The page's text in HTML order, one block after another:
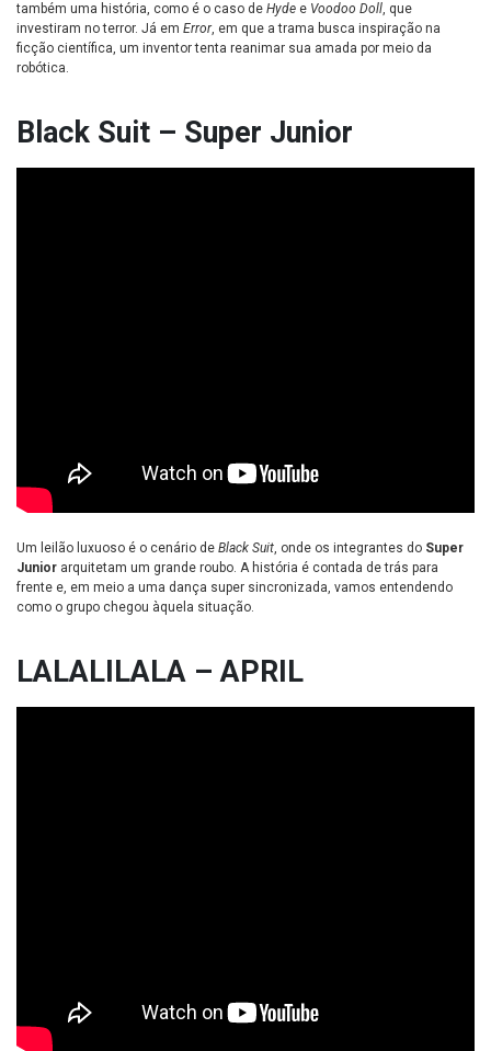
também uma história, como é o caso de Hyde e Voodoo Doll, que
investiram no terror. Já em Error, em que a trama busca inspiração na
ficção científica, um inventor tenta reanimar sua amada por meio da
robótica.
Black Suit – Super Junior
Um leilão luxuoso é o cenário de Black Suit, onde os integrantes do Super
Junior arquitetam um grande roubo. A história é contada de trás para
frente e, em meio a uma dança super sincronizada, vamos entendendo
como o grupo chegou àquela situação.
LALALILALA – APRIL